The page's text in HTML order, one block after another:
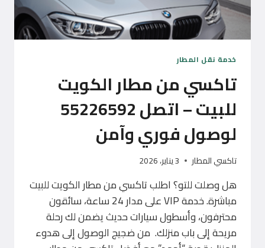
خدمة نقل المطار
تاكسي من مطار الكويت
للبيت – اتصل 55226592
لوصول فوري وآمن
تاكسي المطار 3 يناير، 2026
هل وصلت للتو؟ اطلب تاكسي من مطار الكويت للبيت
مباشرة. خدمة VIP على مدار 24 ساعة، سائقون
محترفون، وأسطول سيارات حديث يضمن لك رحلة
مريحة إلى باب منزلك. من ضجيج الوصول إلى هدوء